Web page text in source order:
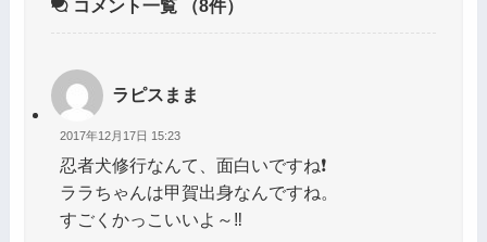
コメント一覧 （8件）
ラピスまま
2017年12月17日 15:23
忍者犬修行なんて、面白いですね❗
ララちゃんは甲賀出身なんですね。
すごくかっこいいよ～‼️